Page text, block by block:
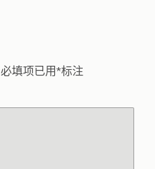
必填项已用*标注